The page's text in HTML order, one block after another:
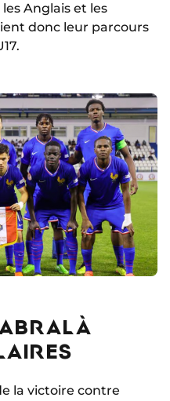
Anglais et les
donc leur parcours
À
la victoire contre